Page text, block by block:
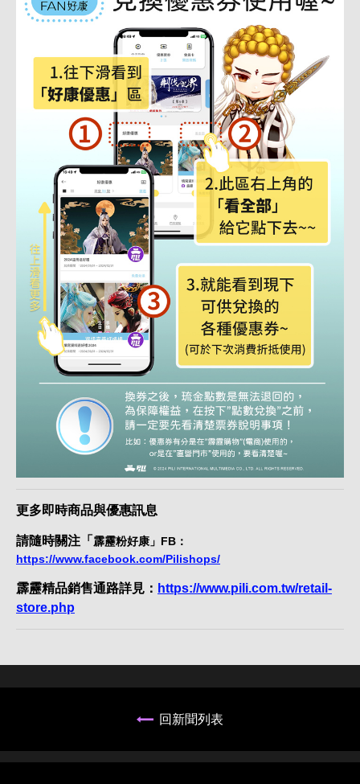
更多即時商品與優惠訊息
請隨時關注「 霹靂粉好康」FB：
https://www.facebook.com/Pilishops/
霹靂精品銷售通路詳見： https://www.pili.com.tw/retail-
store.php
回新聞列表